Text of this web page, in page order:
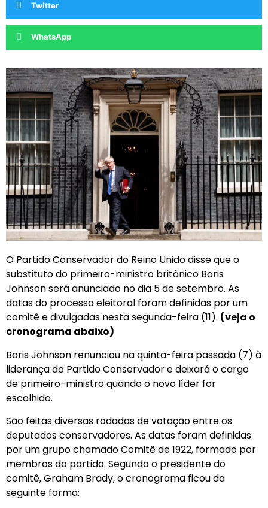
Twitter
WhatsApp
O Partido Conservador do Reino Unido disse que o
substituto do primeiro-ministro britânico Boris
Johnson será anunciado no dia 5 de setembro. As
datas do processo eleitoral foram definidas por um
comitê e divulgadas nesta segunda-feira (11). (veja o
cronograma abaixo)
Boris Johnson renunciou na quinta-feira passada (7) à
liderança do Partido Conservador e deixará o cargo
de primeiro-ministro quando o novo líder for
escolhido.
São feitas diversas rodadas de votação entre os
deputados conservadores. As datas foram definidas
por um grupo chamado Comitê de 1922, formado por
membros do partido. Segundo o presidente do
comitê, Graham Brady, o cronograma ficou da
seguinte forma: